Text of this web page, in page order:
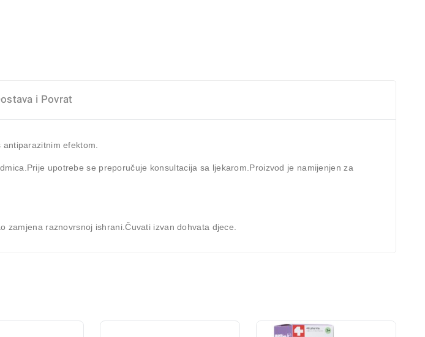
i Povrat
efektom.
upotrebe se preporučuje konsultacija sa ljekarom.Proizvod je namijenjen za
raznovrsnoj ishrani.Čuvati izvan dohvata djece.